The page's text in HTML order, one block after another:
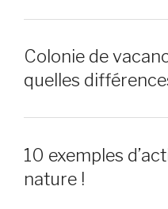
Colonie de
quelles
10 exemples
nature !